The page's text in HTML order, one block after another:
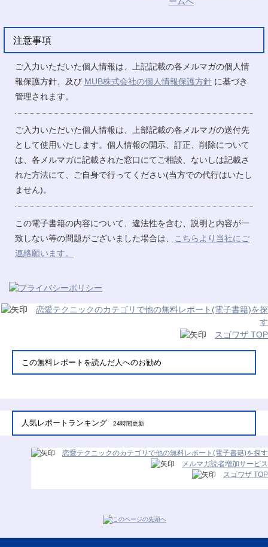
注意事項
ご入力いただいた個人情報は、上記記載の各メルマガの個人情
報保護方針、及び MUB株式会社の個人情報保護方針 に基づき
管理されます。
ご入力いただいた個人情報は、上部記載の各メルマガの送付先
として使用いたします。個人情報の開示、訂正、削除について
は、各メルマガに記載された窓口にてご相談、ないしは記載さ
れた方法にて、ご自身で行ってください(当方での代行はいたし
ません)。
この電子書籍の内容について、違法性を含む、説明と内容が一
致しない等の問題がございました場合は、
こちらより当社にご
連絡願います。
恋愛テクニックのカテゴリで他の無料レポート(電子書籍)を探
す
スゴワザ TOP
この無料レポートを読んだ人へのお勧め
人気レポートランキング 24時間更新
恋愛テクニックのカテゴリで他の無料レポート(電子書籍)を探す
メルマガ読者増加サービス
スゴワザ TOP